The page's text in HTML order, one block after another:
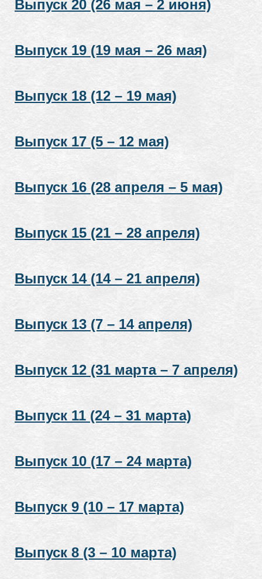
Выпуск 20 (26 мая – 2 июня)
Выпуск 19 (19 мая – 26 мая)
Выпуск 18 (12 – 19 мая)
Выпуск 17 (5 – 12 мая)
Выпуск 16 (28 апреля – 5 мая)
Выпуск 15 (21 – 28 апреля)
Выпуск 14 (14 – 21 апреля)
Выпуск 13 (7 – 14 апреля)
Выпуск 12 (31 марта – 7 апреля)
Выпуск 11 (24 – 31 марта)
Выпуск 10 (17 – 24 марта)
Выпуск 9 (10 – 17 марта)
Выпуск 8 (3 – 10 марта)